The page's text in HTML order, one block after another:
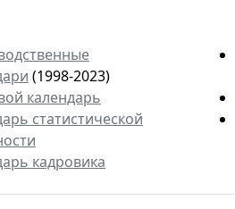
(1998-2023)
календарь
статистической
кадровика